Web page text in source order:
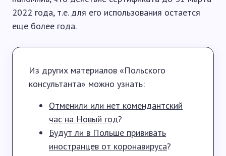
2022 года, т.е. для его использования остается
еще более года.
Из других материалов «Польского
консультанта» можно узнать:
Отменили или нет комендантский
час на Новый год?
Будут ли в Польше прививать
иностранцев от коронавируса?